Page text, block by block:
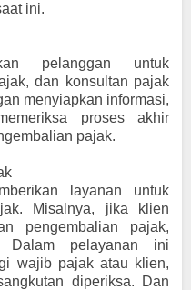
ini.
pelanggan untuk
dan konsultan pajak
menyiapkan informasi,
proses akhir
pajak.
layanan untuk
Misalnya, jika klien
pengembalian pajak,
Dalam pelayanan ini
wajib pajak atau klien,
diperiksa. Dan